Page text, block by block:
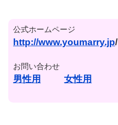
公式ホームページ
http://www.youmarry.jp/
お問い合わせ
男性用 女性用